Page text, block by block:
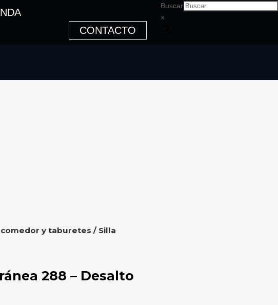
CONTACTO
Buscar
×
comedor y taburetes / Silla
288 – Desalto